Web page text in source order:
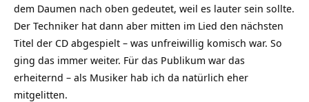
dem Daumen nach oben gedeutet, weil es lauter sein sollte.
Der Techniker hat dann aber mitten im Lied den nächsten
Titel der CD abgespielt – was unfreiwillig komisch war. So
ging das immer weiter. Für das Publikum war das
erheiternd – als Musiker hab ich da natürlich eher
mitgelitten.